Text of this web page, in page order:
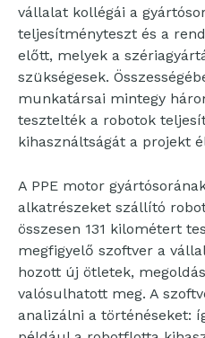
vállalat kollégái a
teljesítményteszt és a
előtt, melyek a
szükségesek.
munkatársai mintegy
tesztelték a robotok
kihasználtságát a projekt
A PPE motor
alkatrészeket szállító
összesen 131 kilométert
megfigyelő szoftver a
hozott új ötletek,
valósulhatott meg. A
analizálni a történéseket: